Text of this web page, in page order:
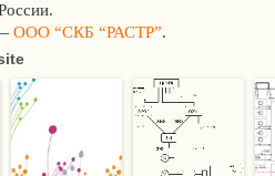
ООО “СКБ “РАСТР”.